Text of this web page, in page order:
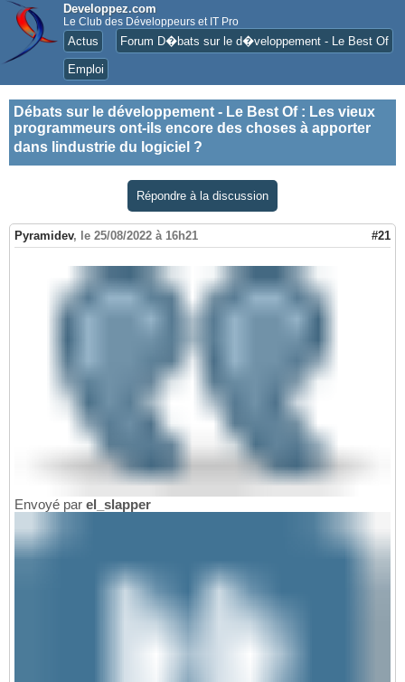
Developpez.com
Le Club des Développeurs et IT Pro
Actus Forum D�bats sur le d�veloppement - Le Best Of
Emploi
Débats sur le développement - Le Best Of: Les vieux
programmeurs ont-ils encore des choses à apporter
dans lindustrie du logiciel ?
Répondre à la discussion
Pyramidev, le 25/08/2022 à 16h21 #21
Envoyé par el_slapper